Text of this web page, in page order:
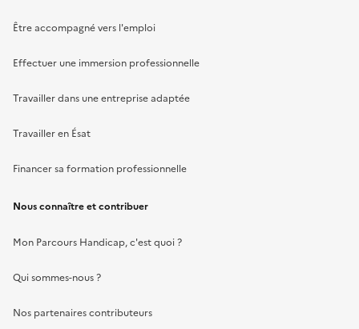
Être accompagné vers l'emploi
Effectuer une immersion professionnelle
Travailler dans une entreprise adaptée
Travailler en Ésat
Financer sa formation professionnelle
Nous connaître et contribuer
Mon Parcours Handicap, c'est quoi ?
Qui sommes-nous ?
Nos partenaires contributeurs